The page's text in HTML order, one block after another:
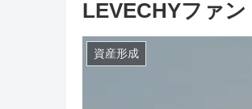
LEVECHYファ
資産形成